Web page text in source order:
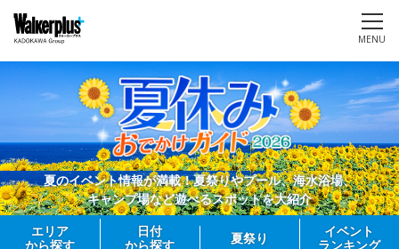
MENU
夏のイベント情報が満載！夏祭りやプール、海水浴場、
キャンプ場など遊べるスポットを大紹介
エリア
から探す
日付
から探す
夏祭り
イベント
ランキング